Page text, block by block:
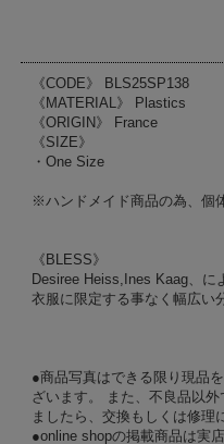
《CODE》 BLS25SP138
《MATERIAL》 Plastics
《ORIGIN》 France
《SIZE》
・One Size
※ハンドメイド商品の為、個
《BLESS》
Desiree Heiss,Ines Kaag、に
衣服に限定する事なく幅広い
●商品写真はできる限り現品
ざいます。 また、不良品以
ましたら、交換もしくは修理
●online shopの掲載商品は実